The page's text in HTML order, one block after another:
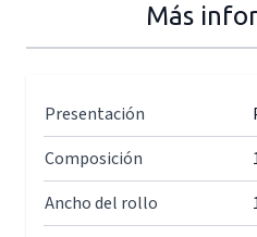
Más
Presentación
Composición
Ancho del rollo